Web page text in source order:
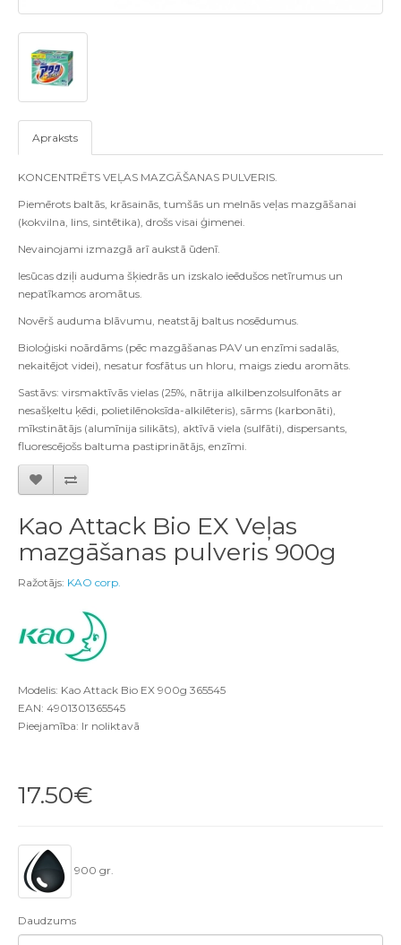
Apraksts
KONCENTRĒTS VEĻAS MAZGĀŠANAS PULVERIS.
Piemērots baltās, krāsainās, tumšās un melnās veļas mazgāšanai
(kokvilna, lins, sintētika), drošs visai ģimenei.
Nevainojami izmazgā arī aukstā ūdenī.
Iesūcas dziļi auduma šķiedrās un izskalo ieēdušos netīrumus un
nepatīkamos aromātus.
Novērš auduma blāvumu, neatstāj baltus nosēdumus.
Bioloģiski noārdāms (pēc mazgāšanas PAV un enzīmi sadalās,
nekaitējot videi), nesatur fosfātus un hloru, maigs ziedu aromāts.
Sastāvs: virsmaktīvās vielas (25%, nātrija alkilbenzolsulfonāts ar
nesašķeltu ķēdi, polietilēnoksīda-alkilēteris), sārms (karbonāti),
mīkstinātājs (alumīnija silikāts), aktīvā viela (sulfāti), dispersants,
fluorescējošs baltuma pastiprinātājs, enzīmi.
Kao Attack Bio EX Veļas
mazgāšanas pulveris 900g
Ražotājs: KAO corp.
Modelis: Kao Attack Bio EX 900g 365545
EAN: 4901301365545
Pieejamība: Ir noliktavā
17.50€
900 gr.
Daudzums